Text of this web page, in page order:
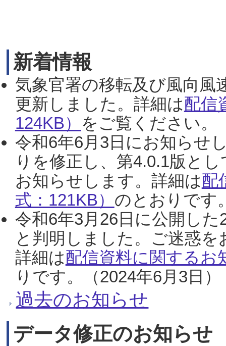
新着情報
気象官署の移転及び風向風
更新しました。詳細は配信
124KB） をご覧ください。
令和6年6月3日にお知らせ
りを修正し、第4.0.1版と
お知らせします。詳細は配
式：121KB） のとおりです
令和6年3月26日に公開し
と判明しました。ご迷惑
詳細は配信資料に関するお
りです。（2024年6月3日）
過去のお知らせ
データ修正のお知らせ